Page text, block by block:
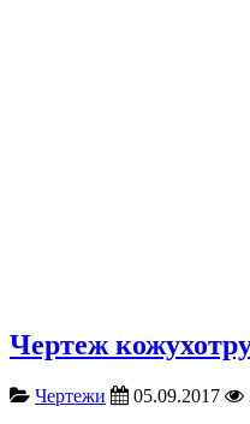
Чертеж
Чертежи 05.09.2017